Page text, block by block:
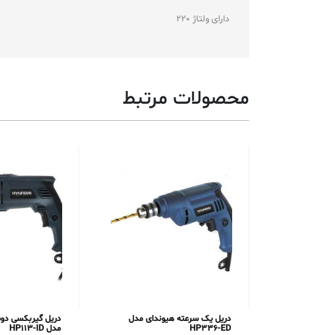
دارای ولتاژ 220
محصولات مرتبط
دریل یک سرعته هیوندای مدل
HP336-ED
دریل گیربکسی
مدل HP113-ID